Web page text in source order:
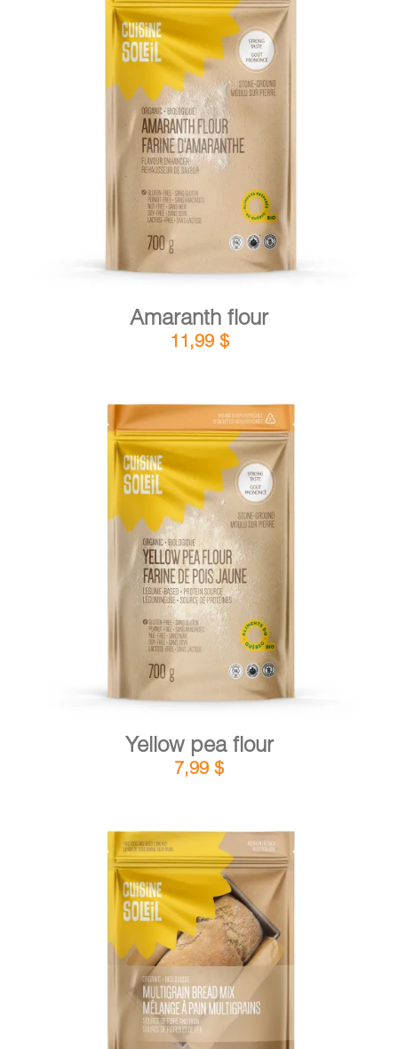
ADD TO CART / DETAILS
Amaranth flour
11,99 $
ADD TO CART / DETAILS
Yellow pea flour
7,99 $
ADD TO CART / DETAILS